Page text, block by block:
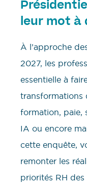
leur mot à
À l’approche
2027, les
essentielle à
transformations
formation, paie,
IA ou encore
cette enquête,
remonter les
priorités RH